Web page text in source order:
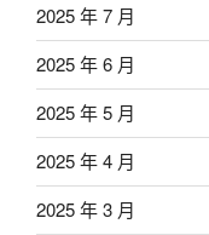
2025 年 7 月
2025 年 6 月
2025 年 5 月
2025 年 4 月
2025 年 3 月